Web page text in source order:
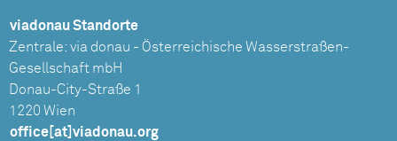
viadonau Standorte
Zentrale: via donau - Österreichische Wasserstraßen-
Gesellschaft mbH
Donau-City-Straße 1
1220 Wien
office[at]viadonau.org